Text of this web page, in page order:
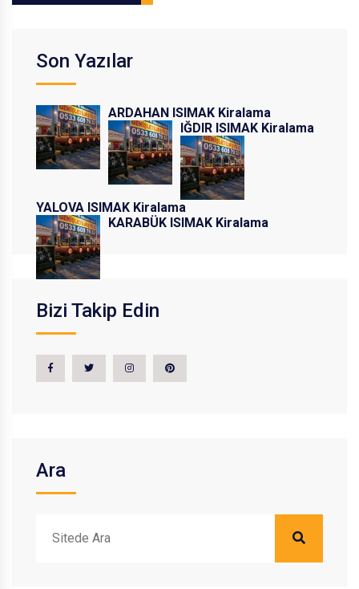
Son Yazılar
ARDAHAN ISIMAK Kiralama
IĞDIR ISIMAK Kiralama
YALOVA ISIMAK Kiralama
KARABÜK ISIMAK Kiralama
Bizi Takip Edin
Ara